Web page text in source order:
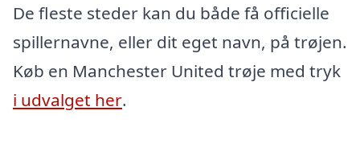
De fleste steder kan du både få officielle
spillernavne, eller dit eget navn, på trøjen.
Køb en Manchester United trøje med tryk
i udvalget her.